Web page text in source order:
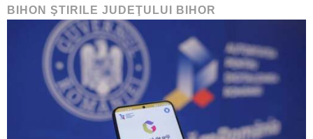
BIHON ŞTIRILE JUDEŢULUI BIHOR